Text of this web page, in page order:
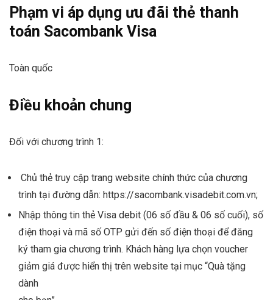
Phạm vi áp dụng ưu đãi thẻ thanh
toán Sacombank Visa
Toàn quốc
Điều khoản chung
Đối với chương trình 1:
Chủ thẻ truy cập trang website chính thức của chương
trình tại đường dẫn: https://sacombank.visadebit.com.vn;
Nhập thông tin thẻ Visa debit (06 số đầu & 06 số cuối), số
điện thoại và mã số OTP gửi đến số điện thoại để đăng
ký tham gia chương trình. Khách hàng lựa chọn voucher
giảm giá được hiển thị trên website tại mục “Quà tặng
dành